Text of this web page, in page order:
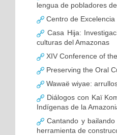
lengua de pobladores
Centro de
Casa Hija:
culturas del Amazonas
XIV Conference of
Preserving the Oral
Wawaë wiyae:
Diálogos con Kaï
Indígenas de la
Cantando y
herramienta de